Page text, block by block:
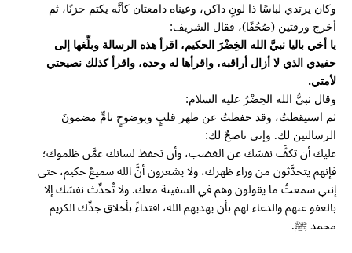
وكان يرتدي لباسًا ذا لونٍ داكن، وعيناه دامعتان كأنَّه يكتم حزنًا، ثم
أخرج ورقتين (صُحُفًا)، فقال الشريف:
يا أخي باليا نبيَّ الله الخِضْرَ الحكيم، اقرأ هذه الرسالة وبلِّغها إلى
حفيدي الذي لا أزال أراقبه، واقرأها له وحده، واقرأ كذلك نصيحتي
لأمتي.
وقال نبيُّ الله الخِضْرُ عليه السلام:
ثم استيقظتُ، وقد حفظتُ عن ظهر قلبٍ وبوضوحٍ تامٍّ مضمونَ
الرسالتين لك. وإني ناصحٌ لك:
عليك أن تكفَّ نفسَك عن الغضب، وأن تحفظ لسانك عمَّن ظلموك؛
فإنهم يتحدَّثون من وراء ظهرك، ولا يشعرون أنَّ الله سميعٌ حكيم، حتى
إنني سمعتُ ما يقولون وهم في السفينة معك. ولا تُحدِّث نفسَك إلا
بالعفو عنهم والدعاء لهم بأن يهديهم الله، اقتداءً بأخلاق جدِّك الكريم
محمد ﷺ.